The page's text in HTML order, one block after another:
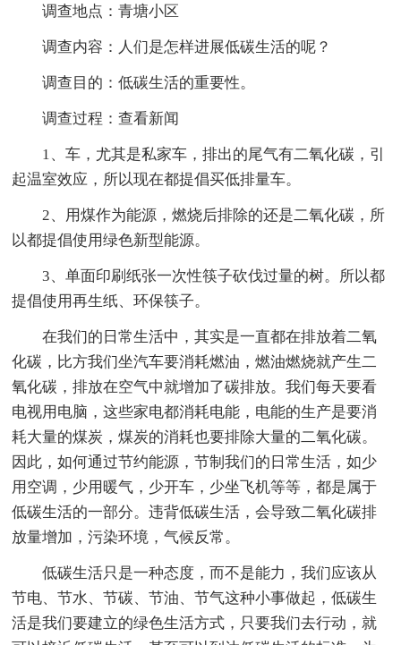
调查地点：青塘小区
调查内容：人们是怎样进展低碳生活的呢？
调查目的：低碳生活的重要性。
调查过程：查看新闻
1、车，尤其是私家车，排出的尾气有二氧化碳，引
起温室效应，所以现在都提倡买低排量车。
2、用煤作为能源，燃烧后排除的还是二氧化碳，所
以都提倡使用绿色新型能源。
3、单面印刷纸张一次性筷子砍伐过量的树。所以都
提倡使用再生纸、环保筷子。
在我们的日常生活中，其实是一直都在排放着二氧
化碳，比方我们坐汽车要消耗燃油，燃油燃烧就产生二
氧化碳，排放在空气中就增加了碳排放。我们每天要看
电视用电脑，这些家电都消耗电能，电能的生产是要消
耗大量的煤炭，煤炭的消耗也要排除大量的二氧化碳。
因此，如何通过节约能源，节制我们的日常生活，如少
用空调，少用暖气，少开车，少坐飞机等等，都是属于
低碳生活的一部分。违背低碳生活，会导致二氧化碳排
放量增加，污染环境，气候反常。
低碳生活只是一种态度，而不是能力，我们应该从
节电、节水、节碳、节油、节气这种小事做起，低碳生
活是我们要建立的绿色生活方式，只要我们去行动，就